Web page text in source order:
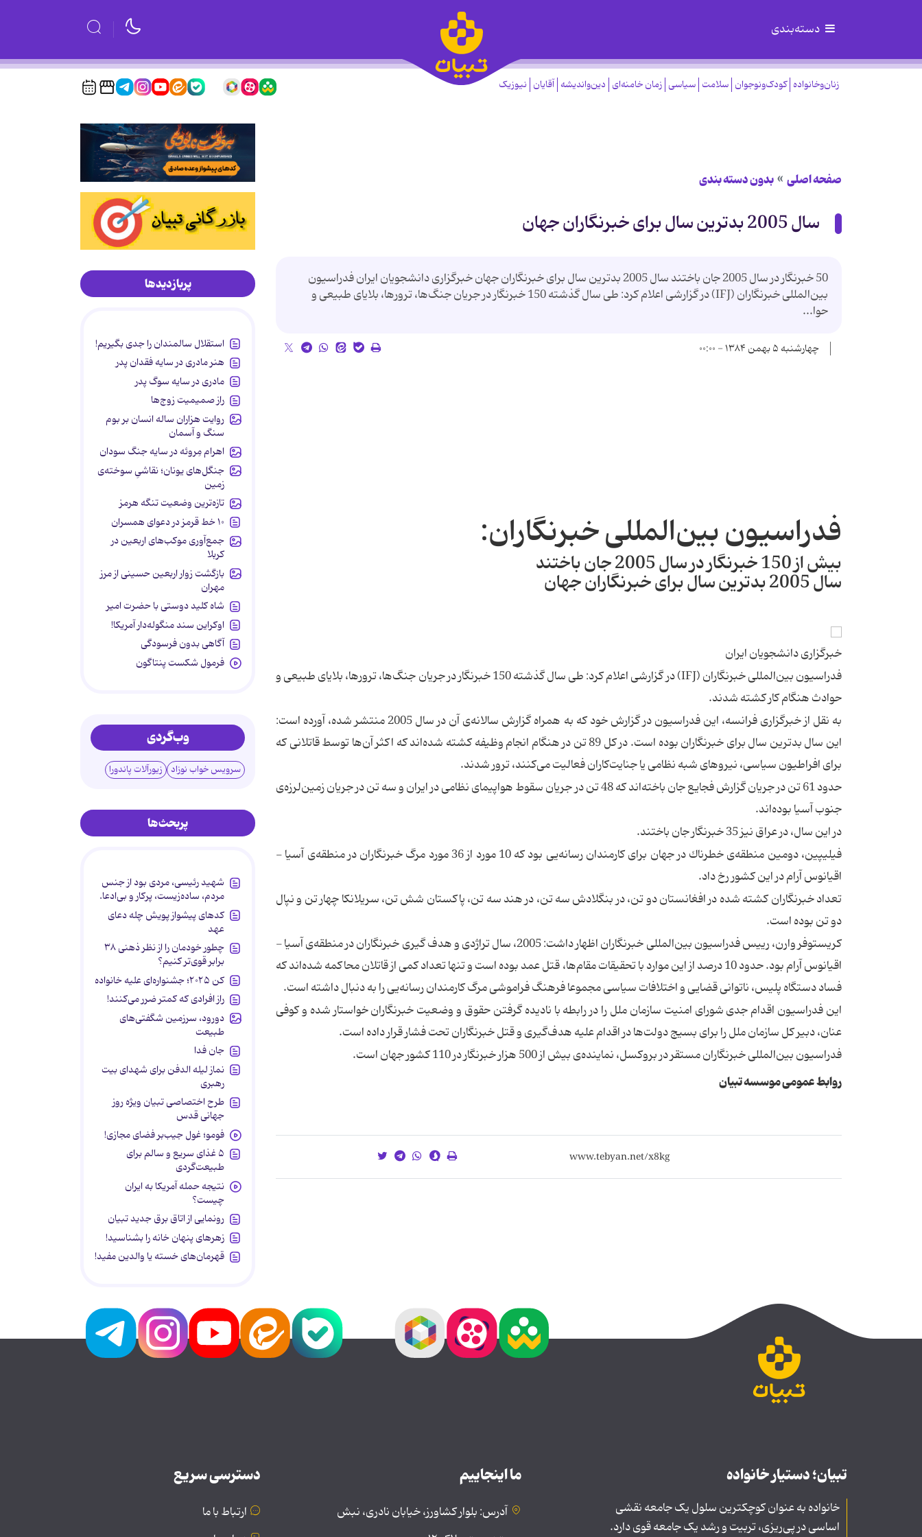
دسته‌بندی
زنان‌وخانواده کودک‌ونوجوان سلامت سیاسی زمان خامنه‌ای دین‌واندیشه آقایان نیوزیک
صفحه اصلی بدون دسته بندی
سال 2005 بدترین سال برای خبرنگاران جهان
50 خبرنگار در سال 2005 جان باختند سال 2005 بدترین سال برای خبرنگاران جهان خبرگزاری دانشجویان ایران فدراسیون
بین‌المللی خبرنگاران (IFJ) در گزارشی اعلام كرد: طی سال گذشته 150 خبرنگار در جریان‌ جنگ‌ها، ترورها، بلایای طبیعی و
حوا...
چهارشنبه ۵ بهمن ۱۳۸۴ - ۰۰:۰۰
فدراسیون بین‌المللی خبرنگاران:
بیش از 150 خبرنگار در سال 2005 جان باختند
سال 2005 بدترین سال برای خبرنگاران جهان
خبرگزاری دانشجویان ایران
فدراسیون بین‌المللی خبرنگاران (IFJ) در گزارشی اعلام كرد: طی سال گذشته 150 خبرنگار در جریان‌ جنگ‌ها، ترورها، بلایای طبیعی و
حوادث هنگام كار كشته شدند.
به نقل از خبرگزاری فرانسه، این فدراسیون در گزارش خود كه به همراه گزارش سالانه‌ی آن در سال 2005 منتشر شده، آورده است:
این سال بدترین سال برای خبرنگاران بوده است. در كل 89 تن در هنگام انجام وظیفه كشته شده‌اند كه اكثر آن‌ها توسط قاتلانی كه
برای افراطیون سیاسی، نیروهای شبه نظامی یا جنایت‌كاران فعالیت می‌كنند، ترور شدند.
حدود 61 تن در جریان گزارش فجایع جان باخته‌اند كه 48 تن در جریان سقوط هواپیمای نظامی در ایران و سه تن در جریان زمین‌لرزه‌ی
جنوب آسیا بوده‌اند.
در این سال،‌ در عراق نیز 35 خبرنگار جان باختند.
فیلیپین، دومین منطقه‌ی خطرناك در جهان برای كارمندان رسانه‌یی بود كه 10 مورد از 36 مورد مرگ خبرنگاران در منطقه‌ی آسیا -
اقیانوس آرام در این كشور رخ داد.
تعداد خبرنگاران كشته شده در افغانستان دو تن، در بنگلادش سه تن، در هند سه تن، پاكستان شش تن، سریلانكا چهار تن و نپال
دو تن بوده است.
كریستوفر وارن، رییس فدراسیون بین‌المللی خبرنگاران اظهار داشت: 2005، سال تراژدی و هدف گیری خبرنگاران در منطقه‌ی آسیا -
اقیانوس آرام بود. حدود 10 درصد از این موارد با تحقیقات مقام‌ها، قتل عمد بوده است و تنها تعداد كمی از قاتلان محاكمه شده‌اند كه
فساد دستگاه پلیس، ناتوانی قضایی و اختلافات سیاسی مجموعا فرهنگ فراموشی مرگ كارمندان رسانه‌یی را به دنبال داشته است.
این فدراسیون اقدام جدی شورای امنیت سازمان ملل را در رابطه با نادیده گرفتن حقوق و وضعیت خبرنگاران خواستار شده و كوفی
عنان، دبیر كل سازمان ملل را برای بسیج دولت‌ها در اقدام علیه هدف‌گیری و قتل خبرنگاران تحت فشار قرار داده است.
فدراسیون بین‌المللی خبرنگاران مستقر در بروكسل، نماینده‌ی بیش از 500 هزار خبرنگار در 110 كشور جهان است.
روابط عمومی موسسه تبیان
پربازدیدها
استقلال سالمندان را جدی بگیریم!
هنر مادری در سایه‌ فقدان پدر
مادری در سایه سوگ پدر
راز صمیمیت زوج‌ها
روایت هزاران ساله انسان بر بوم
سنگ و آسمان
اهرام مِروئه در سایه جنگ سودان
جنگل‌های یونان؛ نقاشیِ سوخته‌ی
زمین
تازه‌ترین وضعیت تنگه هرمز
۱۰ خط قرمز در دعوای همسران
جمع‌آوری موکب‌های اربعین در
کربلا
بازگشت زوار اربعین حسینی از مرز
مهران
شاه کلید دوستی با حضرت امیر
اوکراین سند منگوله‌دار آمریکا!
آگاهی بدون فرسودگی
فرمول شکست پنتاگون
وب‌گردی
سرویس خواب نوزاد زیورآلات پاندورا
پربحث‌ها
شهید رئیسی، مردی بود از جنس
مردم، ساده‌زیست، پرکار و بی‌ادعا.
کدهای پیشواز پویش چله دعای
عهد
چطور خودمان را از نظر ذهنی ۳۸
برابر قوی‌تر کنیم؟
کن ۲۰۲۵؛ جشنواره‌ای علیه خانواده
راز افرادی که کمتر ضرر می‌کنند!
دورود، سرزمین شگفتی‌های
طبیعت
جان فدا
نماز لیله الدفن برای شهدای بیت
رهبری
طرح اختصاصی تبیان ویژه روز
جهانی قدس
فومو؛ غول جیب‌بر فضای مجازی!
۵ غذای سریع و سالم برای
طبیعت‌گردی
نتیجه حمله آمریکا به ایران
چیست؟
رونمایی از اتاق برق جدید تبیان
زهرهای پنهان خانه را بشناسید!
قهرمان‌های خسته یا والدین مفید!
تبیان؛ دستیار خانواده
خانواده به عنوان کوچکترین سلول یک جامعه نقشی
اساسی در پی‌ریزی، تربیت و رشد یک جامعه قوی دارد.
ما اینجاییم
آدرس: بلوار کشاورز، خیابان نادری، نبش
دسترسی سریع
ارتباط با ما